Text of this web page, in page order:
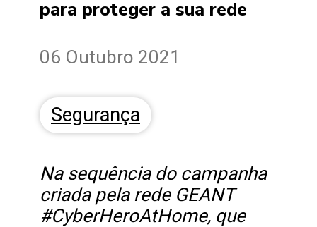
para proteger a sua rede
06 Outubro 2021
Segurança
Na sequência do campanha
criada pela rede GEANT
#CyberHeroAtHome, que